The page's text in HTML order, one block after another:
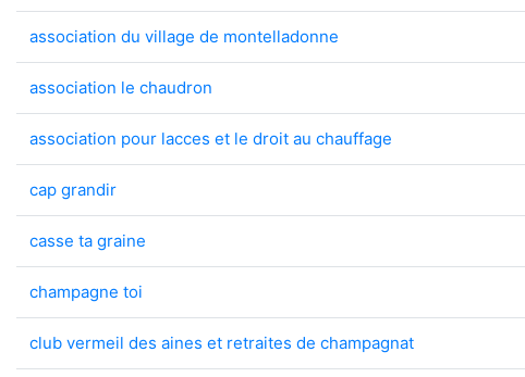
association du village de montelladonne
association le chaudron
association pour lacces et le droit au chauffage
cap grandir
casse ta graine
champagne toi
club vermeil des aines et retraites de champagnat